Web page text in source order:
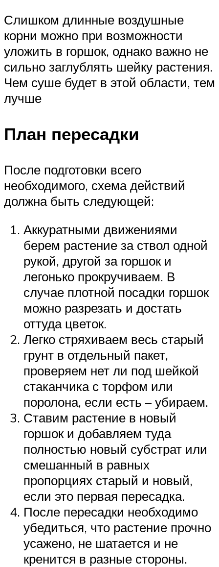
Слишком длинные воздушные
корни можно при возможности
уложить в горшок, однако важно не
сильно заглублять шейку растения.
Чем суше будет в этой области, тем
лучше
План пересадки
После подготовки всего
необходимого, схема действий
должна быть следующей:
Аккуратными движениями
берем растение за ствол одной
рукой, другой за горшок и
легонько прокручиваем. В
случае плотной посадки горшок
можно разрезать и достать
оттуда цветок.
Легко стряхиваем весь старый
грунт в отдельный пакет,
проверяем нет ли под шейкой
стаканчика с торфом или
поролона, если есть – убираем.
Ставим растение в новый
горшок и добавляем туда
полностью новый субстрат или
смешанный в равных
пропорциях старый и новый,
если это первая пересадка.
После пересадки необходимо
убедиться, что растение прочно
усажено, не шатается и не
кренится в разные стороны.